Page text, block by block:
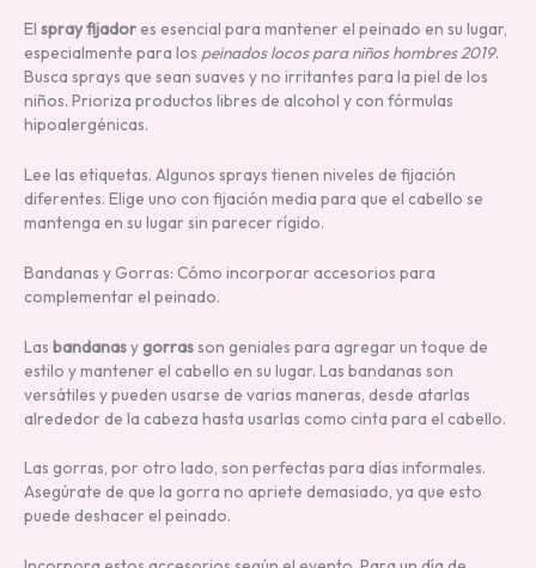
El spray fijadores esencial para mantener el peinado en su lugar,
especialmente para los peinados locos para niños hombres 2019.
Busca sprays que sean suaves y no irritantes para la piel de los
niños. Prioriza productos libres de alcohol y con fórmulas
hipoalergénicas.
Lee las etiquetas. Algunos sprays tienen niveles de fijación
diferentes. Elige uno con fijación media para que el cabello se
mantenga en su lugar sin parecer rígido.
Bandanas y Gorras: Cómo incorporar accesorios para
complementar el peinado.
Las bandanasy gorrasson geniales para agregar un toque de
estilo y mantener el cabello en su lugar. Las bandanas son
versátiles y pueden usarse de varias maneras, desde atarlas
alrededor de la cabeza hasta usarlas como cinta para el cabello.
Las gorras, por otro lado, son perfectas para días informales.
Asegúrate de que la gorra no apriete demasiado, ya que esto
puede deshacer el peinado.